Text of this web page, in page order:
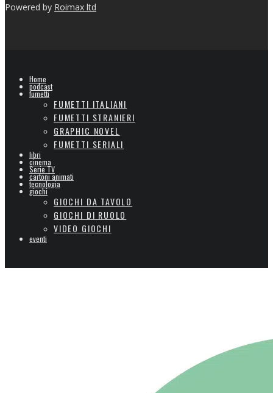
Powered by Roimax ltd
Home
podcast
fumetti
FUMETTI ITALIANI
FUMETTI STRANIERI
GRAPHIC NOVEL
FUMETTI SERIALI
libri
cinema
Serie TV
cartoni animati
tecnologia
giochi
GIOCHI DA TAVOLO
GIOCHI DI RUOLO
VIDEO GIOCHI
eventi